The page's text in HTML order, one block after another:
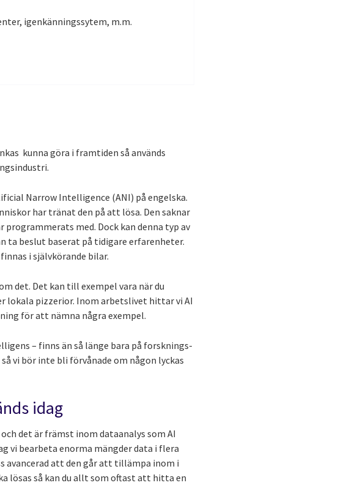
igenkänningssytem, m.m.
kunna göra i framtiden så används
Narrow Intelligence (ANI) på engelska.
har tränat den på att lösa. Den saknar
med. Dock kan denna typ av
ta beslut baserat på tidigare erfarenheter.
i självkörande bilar.
det. Det kan till exempel vara när du
lokala pizzerior. Inom arbetslivet hittar vi AI
för att nämna några exempel.
– finns än så länge bara på forsknings-
vi bör inte bli förvånade om någon lyckas
idag
det är främst inom dataanalys som AI
vi bearbeta enorma mängder data i flera
avancerad att den går att tillämpa inom i
lösas så kan du allt som oftast att hitta en